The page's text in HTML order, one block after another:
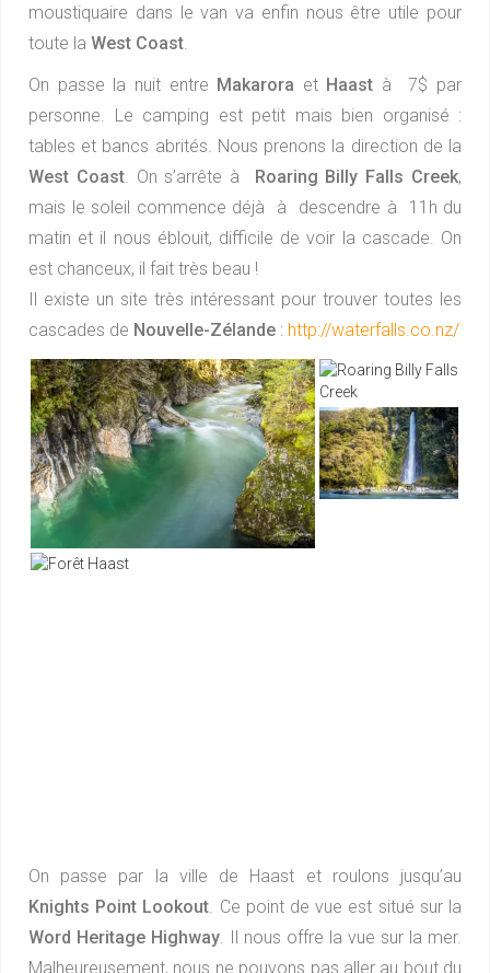
moustiquaire dans le van va enfin nous être utile pour
toute la West Coast.
On passe la nuit entre Makarora et Haast à 7$ par
personne. Le camping est petit mais bien organisé :
tables et bancs abrités. Nous prenons la direction de la
West Coast. On s’arrête à Roaring Billy Falls Creek,
mais le soleil commence déjà à descendre à 11h du
matin et il nous éblouit, difficile de voir la cascade. On
est chanceux, il fait très beau !
Il existe un site très intéressant pour trouver toutes les
cascades de Nouvelle-Zélande : http://waterfalls.co.nz/
On passe par la ville de Haast et roulons jusqu’au
Knights Point Lookout. Ce point de vue est situé sur la
Word Heritage Highway. Il nous offre la vue sur la mer.
Malheureusement, nous ne pouvons pas aller au bout du